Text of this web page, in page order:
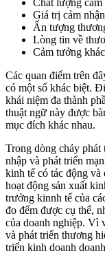
Chất lượng cảm
Giá trị cảm
Ấn tượng
Lòng tin về
Cảm tưởng
Các quan điểm trên
có một số khác biệt.
khái niệm đa thành
thuật ngữ này được
mục đích khác nhau.
Trong dòng chảy
nhập và phát triển
kinh tế có tác động
hoạt động sản xuất
trưởng kinnh tế của
đo đếm được cụ thể,
của doanh nghiệp. Vì
và phát triển thương
triển kinh doanh